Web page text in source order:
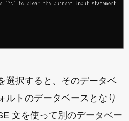
選択すると、そのデータベ
ルトのデータベースとなり
文を使って別のデータベー